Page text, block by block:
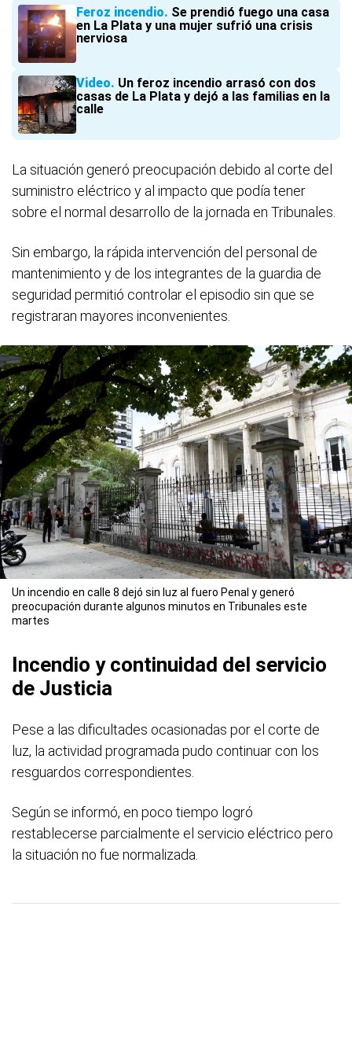
Feroz incendio Se prendió fuego una casa
en La Plata y una mujer sufrió una crisis
nerviosa
Video Un feroz incendio arrasó con dos
casas de La Plata y dejó a las familias en la
calle
La situación generó preocupación debido al corte del
suministro eléctrico y al impacto que podía tener
sobre el normal desarrollo de la jornada en Tribunales.
Sin embargo, la rápida intervención del personal de
mantenimiento y de los integrantes de la guardia de
seguridad permitió controlar el episodio sin que se
registraran mayores inconvenientes.
Un incendio en calle 8 dejó sin luz al fuero Penal y generó
preocupación durante algunos minutos en Tribunales este
martes
Incendio y continuidad del servicio
de Justicia
Pese a las dificultades ocasionadas por el corte de
luz, la actividad programada pudo continuar con los
resguardos correspondientes.
Según se informó, en poco tiempo logró
restablecerse parcialmente el servicio eléctrico pero
la situación no fue normalizada.